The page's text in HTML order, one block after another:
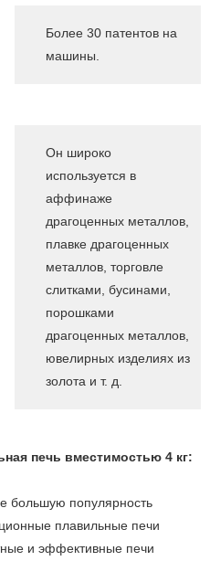
Более 30 патентов на
машины.
Он широко
используется в
аффинаже
драгоценных металлов,
плавке драгоценных
металлов, торговле
слитками, бусинами,
порошками
драгоценных металлов,
ювелирных изделиях из
золота и т. д.
печь вместимостью 4 кг:
большую популярность
плавильные печи
и эффективные печи